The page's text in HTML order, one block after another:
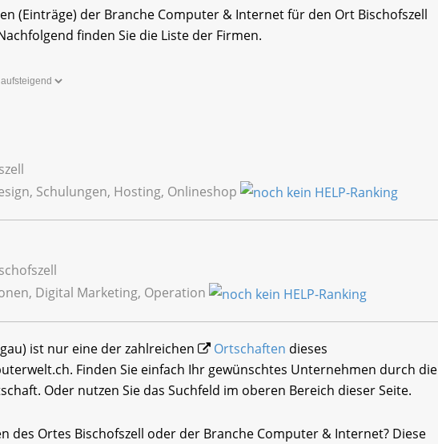
(Einträge) der Branche Computer & Internet für den Ort Bischofszell
finden Sie die Liste der Firmen.
Schulungen, Hosting, Onlineshop
Digital Marketing, Operation
ist nur eine der zahlreichen Ortschaften dieses
Finden Sie einfach Ihr gewünschtes Unternehmen durch die
Oder nutzen Sie das Suchfeld im oberen Bereich dieser Seite.
des Ortes Bischofszell oder der Branche Computer & Internet? Diese